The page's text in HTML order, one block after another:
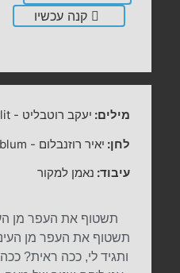
קנה עכשיו
מילים: יעקב רוטבליט -
לחן: יאיר רוזנבלום -
עיבוד: נאמן למקור
תשטוף את העפר מן
תשטוף את העפר מן
ותגיד לי, ככה ראית?